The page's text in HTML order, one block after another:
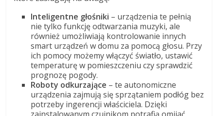
Inteligentne głośniki – urządzenia te pełnią
nie tylko funkcję odtwarzania muzyki, ale
również umożliwiają kontrolowanie innych
smart urządzeń w domu za pomocą głosu. Przy
ich pomocy możemy włączyć światło, ustawić
temperaturę w pomieszczeniu czy sprawdzić
prognozę pogody.
Roboty odkurzające – te autonomiczne
urządzenia zajmują się sprzątaniem podłóg bez
potrzeby ingerencji właściciela. Dzięki